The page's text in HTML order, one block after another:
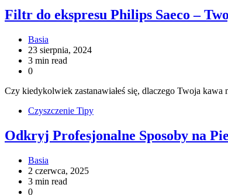
Filtr do ekspresu Philips Saeco –
Basia
23 sierpnia, 2024
3 min read
0
Czy kiedykolwiek zastanawiałeś się, dlaczego Twoja
Czyszczenie Tipy
Odkryj Profesjonalne Sposoby na
Basia
2 czerwca, 2025
3 min read
0